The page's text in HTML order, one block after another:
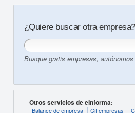
¿Quiere buscar otra empresa?
Busque gratis empresas,
Otros servicios de eInforma:
Balance de empresa Cif empresas